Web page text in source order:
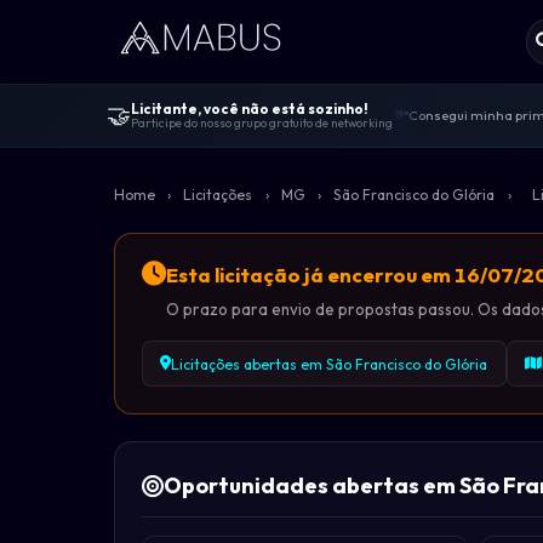
🤝Licitante, você não está sozinho!
Participe do nosso grupo gratuito de networking "Consegui minha
🔓100% gratuito — sem
Home › Licitações › MG › São Francisco do Glória ›
Esta licitação já encerrou em 16/07/
O prazo para envio de propostas passou. Os
Licitações abertas em São Francisco do Glória
Oportunidades abertas em São